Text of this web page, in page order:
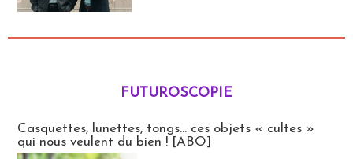
FUTUROSCOPIE
Casquettes, lunettes, tongs... ces objets « cultes »
qui nous veulent du bien ! [ABO]